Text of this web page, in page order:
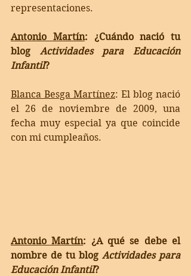
representaciones.
Antonio Martín: ¿Cuándo nació tu
blog Actividades para Educación
Infantil?
Blanca Besga Martínez: El blog nació
el 26 de noviembre de 2009, una
fecha muy especial ya que coincide
con mi cumpleaños.
Antonio Martín: ¿A qué se debe el
nombre de tu blog Actividades para
Educación Infantil?